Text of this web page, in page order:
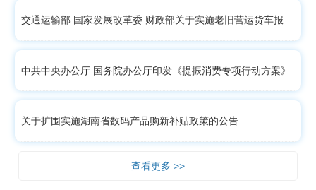
中共中央办公厅 国务院办公厅印发《提振消费专项行动方案》
关于扩围实施湖南省数码产品购新补贴政策的公告
查看更多 >>